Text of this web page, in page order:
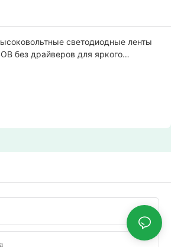
светодиодные ленты
без драйверов для яркого